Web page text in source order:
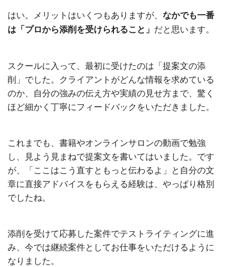
はい。メリットはいくつもありますが、 なかでも一番
は「プロから添削を受けられること」 だと思います。
スクールに入って、最初に受けたのは「提案文の添
削」でした。クライアントがどんな情報を求めている
のか、自分の強みの伝え方や実績の見せ方まで、驚く
ほど細かく丁寧にフィードバックをいただきました。
これまでも、書籍やオンラインサロンの動画で勉強
し、見よう見まねで提案文を書いてはいました。です
が、「ここはこう直すともっと伝わるよ」と自分の文
章に直接アドバイスをもらえる経験は、やっぱり格別
でしたね。
添削を受けて応募した案件でテストライティングに進
み、今では継続案件としてお仕事をいただけるように
なりました。